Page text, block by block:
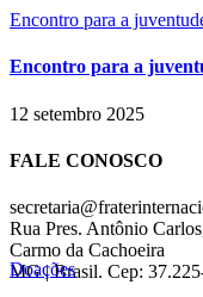
Encontro para a
Encontro para a
12 setembro 2025
FALE CONOSCO
Rua Pres. Antônio
Carmo da Cachoeira
MG | Brasil. Cep:
Doações